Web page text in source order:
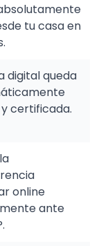
tu casa en
digital queda
certificada.
online
ante